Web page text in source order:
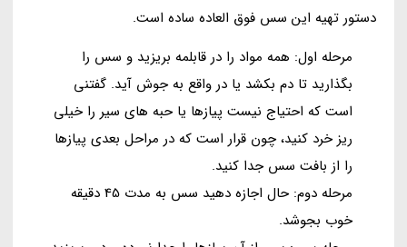
دستور تهیه این سس فوق العاده ساده است.
مرحله اول: همه مواد را در قابلمه بریزید و سس را
بگذارید تا دم بکشد یا در واقع به جوش آید. گفتنی
است که احتیاج نیست پیازها یا حبه های سیر را خیلی
ریز خرد کنید، چون قرار است که در مراحل بعدی پیازها
را از بافت سس جدا کنید.
مرحله دوم: حال اجازه دهید سس به مدت 45 دقیقه
خوب بجوشد.